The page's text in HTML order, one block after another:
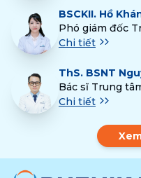
BSCKII. Hồ
Phó giám đốc
Chi tiết
ThS. BSNT
Bác sĩ Trung
Chi tiết